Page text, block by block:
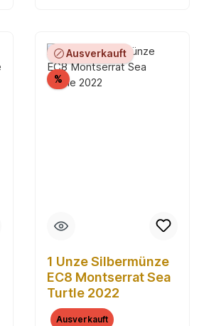
Ausverkauft
%Rabatt
1 Unze Silbermünze
EC8 Montserrat Sea
Turtle 2022
Ausverkauft